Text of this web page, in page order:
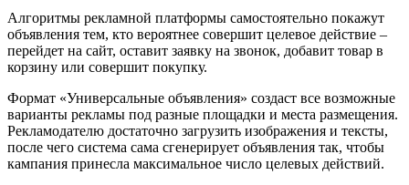
Алгоритмы рекламной платформы самостоятельно покажут
объявления тем, кто вероятнее совершит целевое действие –
перейдет на сайт, оставит заявку на звонок, добавит товар в
корзину или совершит покупку.
Формат «Универсальные объявления» создаст все возможные
варианты рекламы под разные площадки и места размещения.
Рекламодателю достаточно загрузить изображения и тексты,
после чего система сама сгенерирует объявления так, чтобы
кампания принесла максимальное число целевых действий.